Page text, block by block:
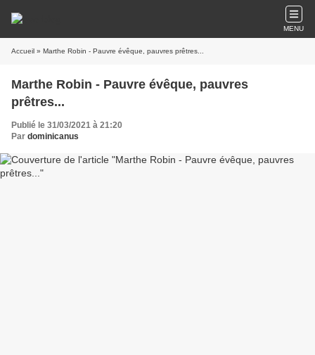
MENU
Accueil » Marthe Robin - Pauvre évêque, pauvres prêtres...
Marthe Robin - Pauvre évêque, pauvres
prêtres...
Publié le 31/03/2021 à 21:20
Par dominicanus